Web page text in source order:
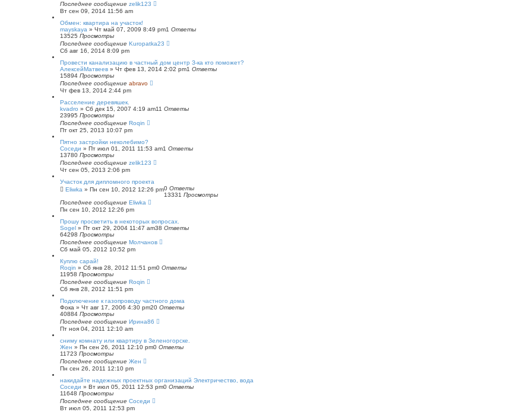
Последнее сообщение zelik123
Вт сен 09, 2014 11:56 am
Обмен: квартира на участок!
mayskaya » Чт май 07, 2009 8:49 pm1 Ответы
13525 Просмотры
Последнее сообщение Kuropatka23
Сб авг 16, 2014 8:09 pm
Провести канализацию в частный дом центр З-ка кто поможет?
АлексейМатвеев » Чт фев 13, 2014 2:02 pm1 Ответы
15894 Просмотры
Последнее сообщение abravo
Чт фев 13, 2014 2:44 pm
Расселение деревяшек.
kvadro » Сб дек 15, 2007 4:19 am11 Ответы
23995 Просмотры
Последнее сообщение Roqin
Пт окт 25, 2013 10:07 pm
Пятно застройки неколебимо?
Соседи » Пт июл 01, 2011 11:53 am1 Ответы
13780 Просмотры
Последнее сообщение zelik123
Чт сен 05, 2013 2:06 pm
Участок для дипломного проекта
Eliwka » Пн сен 10, 2012 12:26 pm0 Ответы
13331 Просмотры
Последнее сообщение Eliwka
Пн сен 10, 2012 12:26 pm
Прошу просветить в некоторых вопросах.
Sogel » Пт окт 29, 2004 11:47 am38 Ответы
64298 Просмотры
Последнее сообщение Молчанов
Сб май 05, 2012 10:52 pm
Куплю сарай!
Roqin » Сб янв 28, 2012 11:51 pm0 Ответы
11958 Просмотры
Последнее сообщение Roqin
Сб янв 28, 2012 11:51 pm
Подключение к газопроводу частного дома
Фока » Чт авг 17, 2006 4:30 pm20 Ответы
40884 Просмотры
Последнее сообщение Ирина86
Пт ноя 04, 2011 12:10 am
сниму комнату или квартиру в Зеленогорске.
Жен » Пн сен 26, 2011 12:10 pm0 Ответы
11723 Просмотры
Последнее сообщение Жен
Пн сен 26, 2011 12:10 pm
накидайте надежных проектных организаций Электричество, вода
Соседи » Вт июл 05, 2011 12:53 pm0 Ответы
11648 Просмотры
Последнее сообщение Соседи
Вт июл 05, 2011 12:53 pm